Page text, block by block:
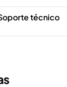
técnico